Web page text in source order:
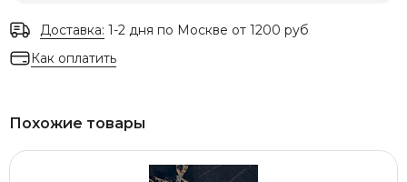
Доставка: 1-2 дня по Москве от 1200 руб
Как оплатить
Похожие товары